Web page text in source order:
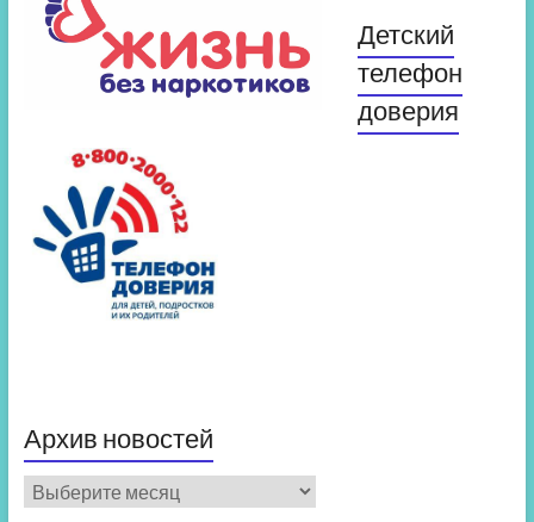
Детский
телефон
доверия
Архив новостей
Архив
новостей